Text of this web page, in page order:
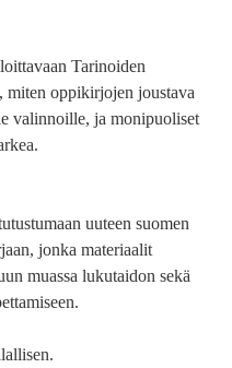
Tarinoiden
miten oppikirjojen joustava
valinnoille, ja monipuoliset
uuteen suomen
jonka materiaalit
muassa lukutaidon sekä